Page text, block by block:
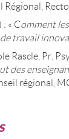
Régional,
« Comment
travail
Rascle, Pr.
des
régional,